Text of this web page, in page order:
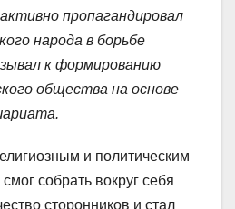
пропагандировал
народа в борьбе
к формированию
общества на основе
и политическим
собрать вокруг себя
сторонников и стал